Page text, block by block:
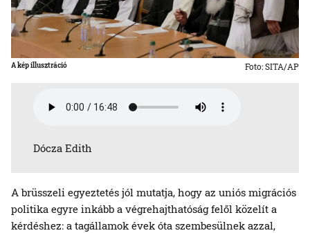
A kép illusztráció Foto: SITA/AP
Dócza Edith
A brüsszeli egyeztetés jól mutatja, hogy az uniós migrációs
politika egyre inkább a végrehajthatóság felől közelít a
kérdéshez: a tagállamok évek óta szembesülnek azzal,